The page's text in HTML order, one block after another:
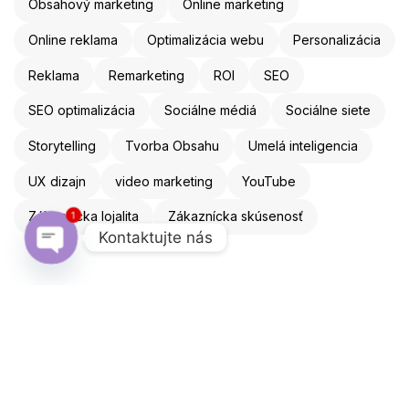
Obsahový marketing Online marketing
Online reklama Optimalizácia webu Personalizácia
Reklama Remarketing ROI SEO
SEO optimalizácia Sociálne médiá Sociálne siete
Storytelling Tvorba Obsahu Umelá inteligencia
UX dizajn video marketing YouTube
Zákaznícka lojalita Zákaznícka skúsenosť
Kontaktujte nás
1